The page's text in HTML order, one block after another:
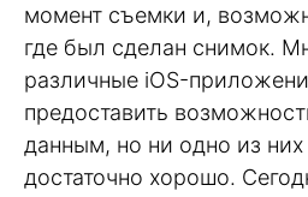
момент съемки и,
где был сделан снимок.
различные iOS-
предоставить
данным, но ни одно из них
достаточно хорошо.